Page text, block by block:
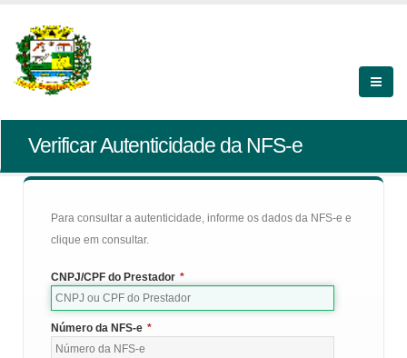
Verificar Autenticidade da NFS-e
Para consultar a autenticidade, informe os dados da NFS-e e
clique em consultar.
CNPJ/CPF do Prestador *
Número da NFS-e *